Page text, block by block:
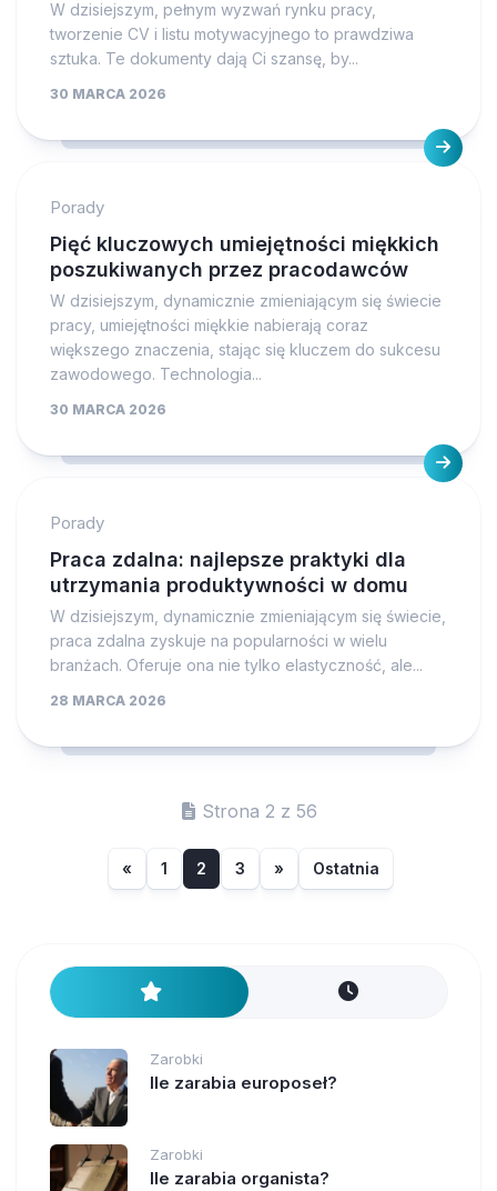
W dzisiejszym, pełnym wyzwań rynku pracy,
tworzenie CV i listu motywacyjnego to prawdziwa
sztuka. Te dokumenty dają Ci szansę, by...
30 MARCA 2026
Porady
Pięć kluczowych umiejętności miękkich
poszukiwanych przez pracodawców
W dzisiejszym, dynamicznie zmieniającym się świecie
pracy, umiejętności miękkie nabierają coraz
większego znaczenia, stając się kluczem do sukcesu
zawodowego. Technologia...
30 MARCA 2026
Porady
Praca zdalna: najlepsze praktyki dla
utrzymania produktywności w domu
W dzisiejszym, dynamicznie zmieniającym się świecie,
praca zdalna zyskuje na popularności w wielu
branżach. Oferuje ona nie tylko elastyczność, ale...
28 MARCA 2026
Strona 2 z 56
« 1 2 3 » Ostatnia
Zarobki
Ile zarabia europoseł?
Zarobki
Ile zarabia organista?